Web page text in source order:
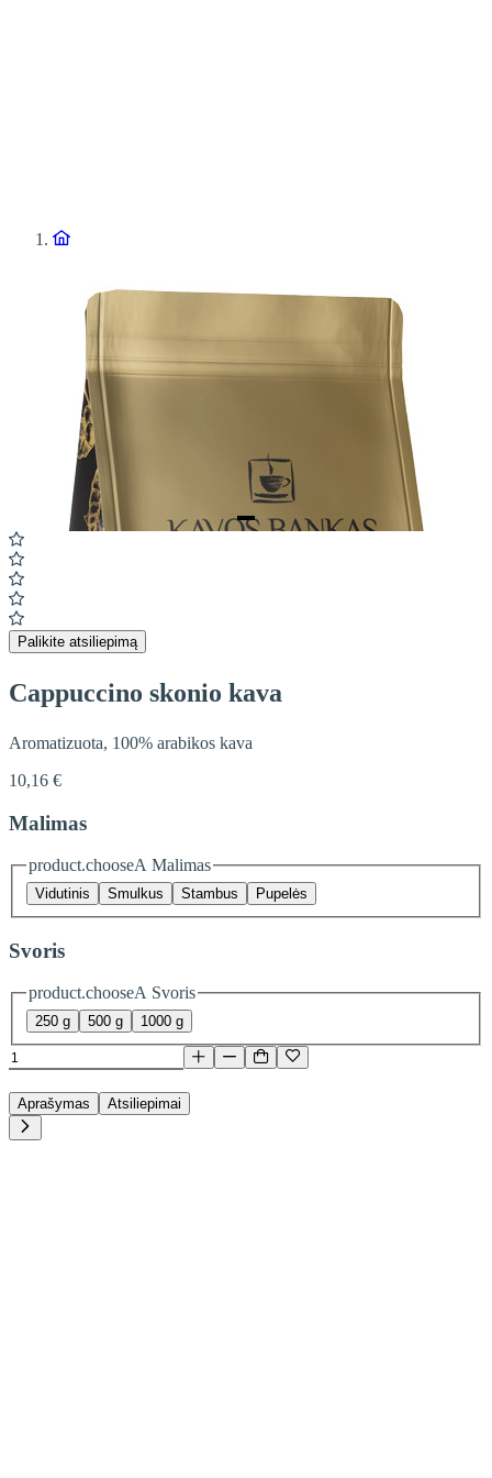
Item
1
of
1
Palikite atsiliepimą
Cappuccino skonio kava
Aromatizuota, 100% arabikos kava
10,16 €
Malimas
product.chooseA Malimas
Vidutinis Smulkus Stambus Pupelės
Svoris
product.chooseA Svoris
250 g 500 g 1000 g
Aprašymas Atsiliepimai